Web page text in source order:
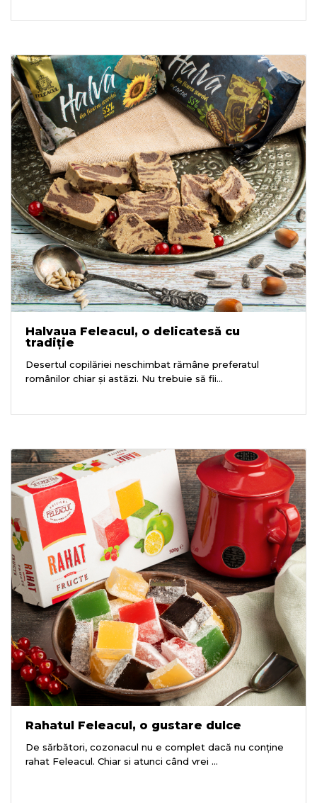
Halvaua Feleacul, o delicatesă cu
tradiție
Desertul copilăriei neschimbat rămâne preferatul
românilor chiar și astăzi. Nu trebuie să fii...
Rahatul Feleacul, o gustare dulce
De sărbători, cozonacul nu e complet dacă nu conține
rahat Feleacul. Chiar si atunci când vrei ...